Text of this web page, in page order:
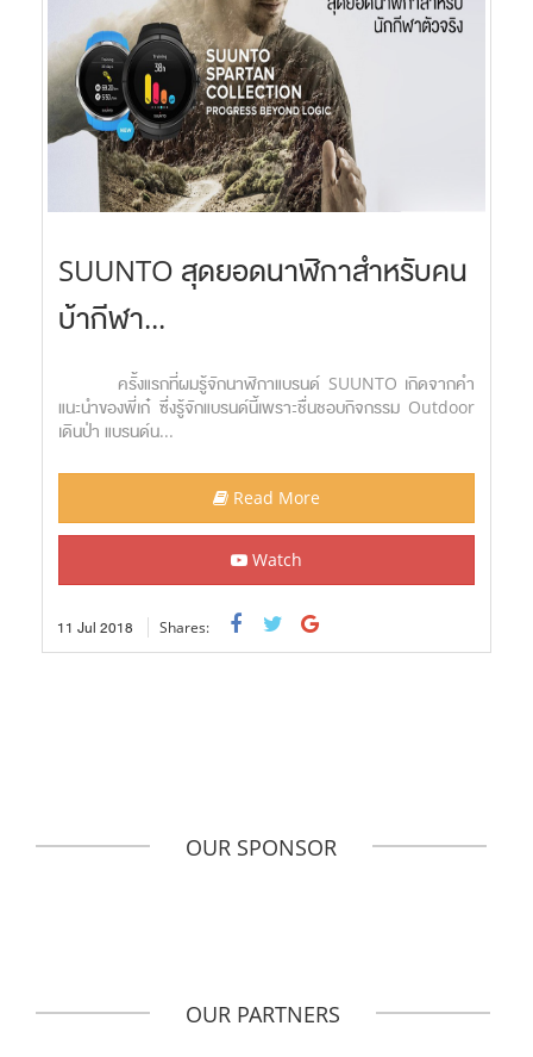
SUUNTO สุดยอดนาฬิกาสำหรับคน
บ้ากีฬา...
ครั้งแรกที่ผมรู้จักนาฬิกาแบรนด์ SUUNTO เกิดจากคำ
แนะนำของพี่เก๋ ซึ่งรู้จักแบรนด์นี้เพราะชื่นชอบกิจกรรม Outdoor
เดินป่า แบรนด์น...
Read More
Watch
11 Jul 2018 Shares:
OUR SPONSOR
OUR PARTNERS